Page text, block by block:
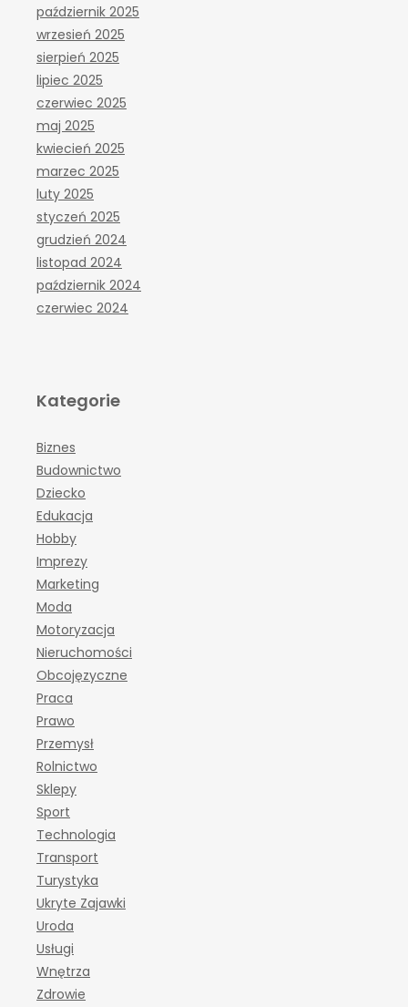
październik 2025
wrzesień 2025
sierpień 2025
lipiec 2025
czerwiec 2025
maj 2025
kwiecień 2025
marzec 2025
luty 2025
styczeń 2025
grudzień 2024
listopad 2024
październik 2024
czerwiec 2024
Kategorie
Biznes
Budownictwo
Dziecko
Edukacja
Hobby
Imprezy
Marketing
Moda
Motoryzacja
Nieruchomości
Obcojęzyczne
Praca
Prawo
Przemysł
Rolnictwo
Sklepy
Sport
Technologia
Transport
Turystyka
Ukryte Zajawki
Uroda
Usługi
Wnętrza
Zdrowie